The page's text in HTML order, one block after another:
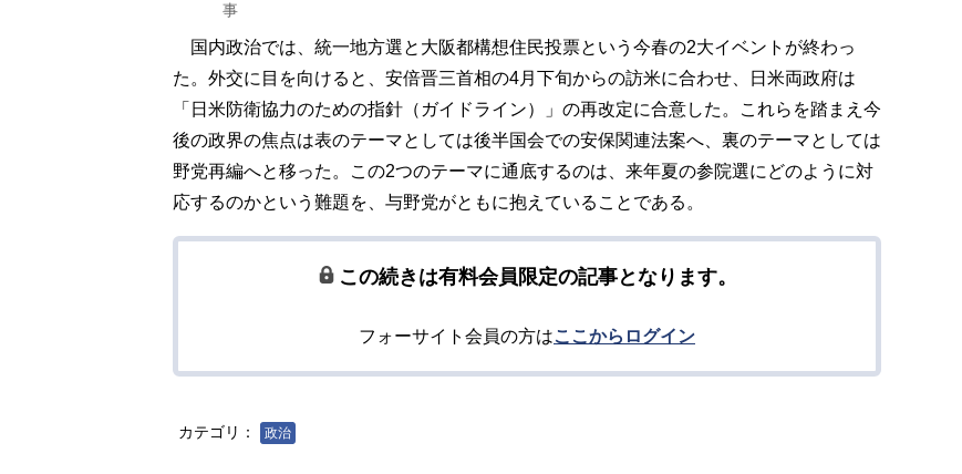
事
国内政治では、統一地方選と大阪都構想住民投票という今春の2大イベントが終わっ
た。外交に目を向けると、安倍晋三首相の4月下旬からの訪米に合わせ、日米両政府は
「日米防衛協力のための指針（ガイドライン）」の再改定に合意した。これらを踏まえ今
後の政界の焦点は表のテーマとしては後半国会での安保関連法案へ、裏のテーマとしては
野党再編へと移った。この2つのテーマに通底するのは、来年夏の参院選にどのように対
応するのかという難題を、与野党がともに抱えていることである。
この続きは有料会員限定の記事となります。
フォーサイト会員の方はここからログイン
カテゴリ： 政治